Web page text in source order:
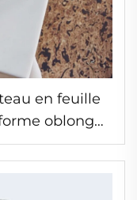
en feuille
oblongue
alimentaire
alimentaire